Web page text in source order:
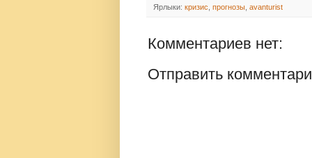
Ярлыки: кризис прогнозы avanturist
Комментариев нет:
Отправить